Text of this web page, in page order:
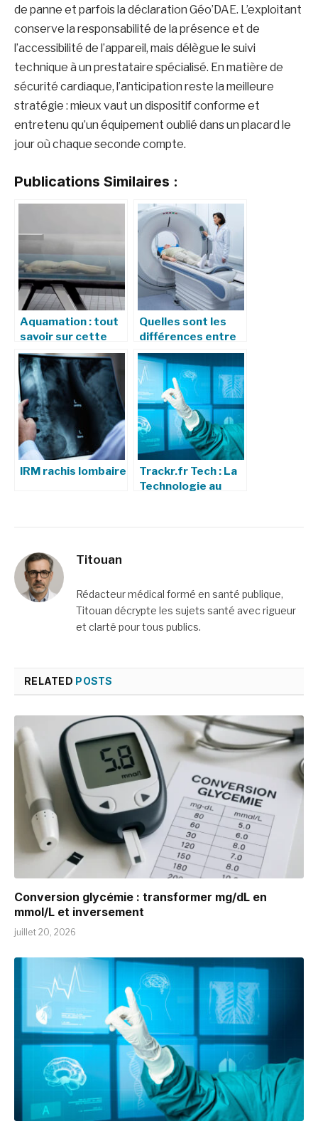
de panne et parfois la déclaration Géo’DAE. L’exploitant
conserve la responsabilité de la présence et de
l’accessibilité de l’appareil, mais délègue le suivi
technique à un prestataire spécialisé. En matière de
sécurité cardiaque, l’anticipation reste la meilleure
stratégie : mieux vaut un dispositif conforme et
entretenu qu’un équipement oublié dans un placard le
jour où chaque seconde compte.
Publications Similaires :
Aquamation : tout
savoir sur cette
alternative
écologique à la
crémation
Quelles sont les
différences entre
un scanner (TDM)
et une IRM ?
IRM rachis lombaire
Trackr.fr Tech : La
Technologie au
Titouan
Rédacteur médical formé en santé publique,
Titouan décrypte les sujets santé avec rigueur
et clarté pour tous publics.
RELATED POSTS
Conversion glycémie : transformer mg/dL en
mmol/L et inversement
juillet 20, 2026